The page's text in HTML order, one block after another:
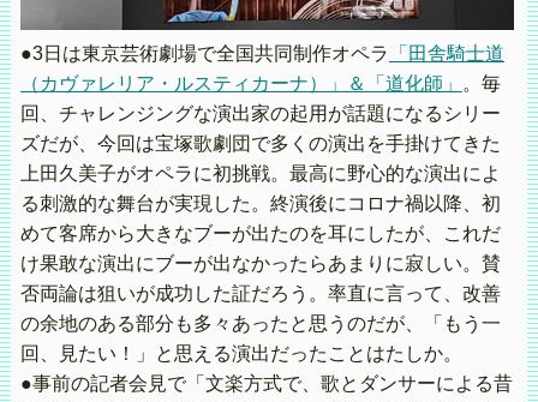
●3日は東京芸術劇場で全国共同制作オペラ
「田舎騎士道
（カヴァレリア・ルスティカーナ）」＆「道化師」
。毎
回、チャレンジングな演出家の起用が話題になるシリー
ズだが、今回は宝塚歌劇団で多くの演出を手掛けてきた
上田久美子がオペラに初挑戦。最高に野心的な演出によ
る刺激的な舞台が実現した。終演後にコロナ禍以降、初
めて客席から大きなブーが出たのを耳にしたが、これだ
け果敢な演出にブーが出なかったらあまりに寂しい。賛
否両論は狙いが成功した証だろう。率直に言って、改善
の余地のある部分も多々あったと思うのだが、「もう一
回、見たい！」と思える演出だったことはたしか。
●事前の記者会見で「文楽方式で、歌とダンサーによる昔